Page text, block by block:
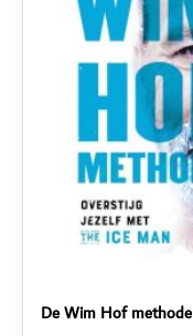
De Wim Hof methode